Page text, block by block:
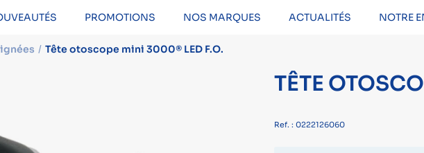
PROMOTIONS NOS MARQUES ACTUALITÉS NOTRE
Tête otoscope mini 3000® LED F.O.
TÊTE
Ref. : 0222126060